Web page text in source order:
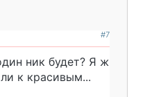
#7
ник будет? Я ж
к красивым...